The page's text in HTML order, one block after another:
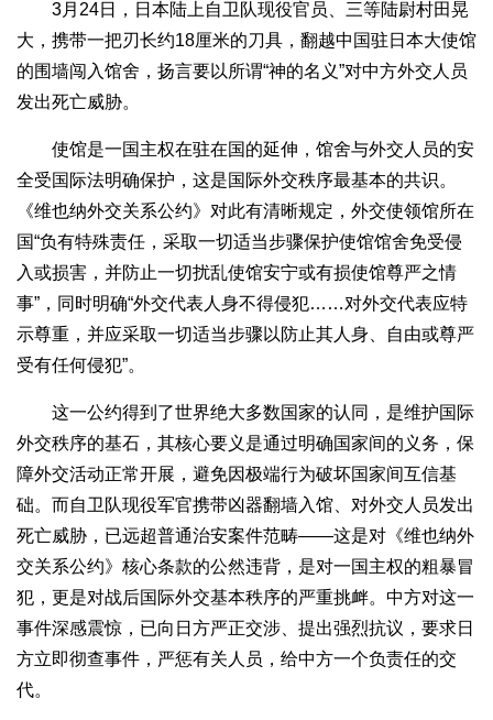
3月24日，日本陆上自卫队现役官员、三等陆尉村田晃
大，携带一把刃长约18厘米的刀具，翻越中国驻日本大使馆
的围墙闯入馆舍，扬言要以所谓“神的名义”对中方外交人员
发出死亡威胁。
使馆是一国主权在驻在国的延伸，馆舍与外交人员的安
全受国际法明确保护，这是国际外交秩序最基本的共识。
《维也纳外交关系公约》对此有清晰规定，外交使领馆所在
国“负有特殊责任，采取一切适当步骤保护使馆馆舍免受侵
入或损害，并防止一切扰乱使馆安宁或有损使馆尊严之情
事”，同时明确“外交代表人身不得侵犯……对外交代表应特
示尊重，并应采取一切适当步骤以防止其人身、自由或尊严
受有任何侵犯”。
这一公约得到了世界绝大多数国家的认同，是维护国际
外交秩序的基石，其核心要义是通过明确国家间的义务，保
障外交活动正常开展，避免因极端行为破坏国家间互信基
础。而自卫队现役军官携带凶器翻墙入馆、对外交人员发出
死亡威胁，已远超普通治安案件范畴——这是对《维也纳外
交关系公约》核心条款的公然违背，是对一国主权的粗暴冒
犯，更是对战后国际外交基本秩序的严重挑衅。中方对这一
事件深感震惊，已向日方严正交涉、提出强烈抗议，要求日
方立即彻查事件，严惩有关人员，给中方一个负责任的交
代。